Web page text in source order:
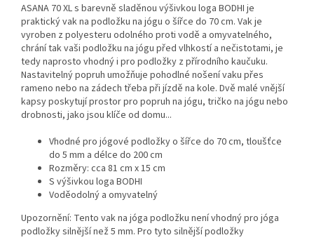
ASANA 70 XL s barevně sladěnou výšivkou loga BODHI je
praktický vak na podložku na jógu o šířce do 70 cm. Vak je
vyroben z polyesteru odolného proti vodě a omyvatelného, ​​
chrání tak vaši podložku na jógu před vlhkostí a nečistotami, je
tedy naprosto vhodný i pro podložky z přírodního kaučuku.
Nastavitelný popruh umožňuje pohodlné nošení vaku přes
rameno nebo na zádech třeba při jízdě na kole. Dvě malé vnější
kapsy poskytují prostor pro popruh na jógu, tričko na jógu nebo
drobnosti, jako jsou klíče od domu...
Vhodné pro jógové podložky o šířce do 70 cm, tloušťce
do 5 mm a délce do 200 cm
Rozměry: cca 81 cm x 15 cm
S výšivkou loga BODHI
Voděodolný a omyvatelný
Upozornění: Tento vak na jóga podložku není vhodný pro jóga
podložky silnější než 5 mm. Pro tyto silnější podložky